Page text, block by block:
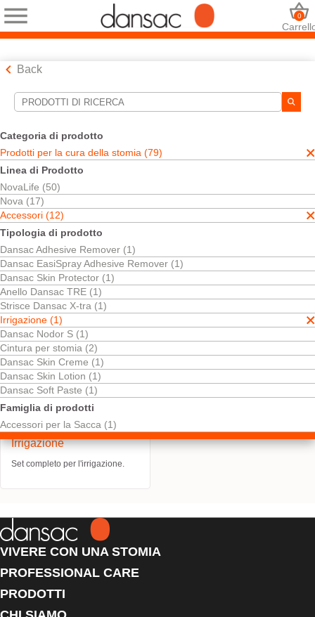
0
Back
Categoria di prodotto
Prodotti per la cura della stomia (79)
Linea di Prodotto
NovaLife (50)
Nova (17)
Accessori (12)
Tipologia di prodotto
Dansac Adhesive Remover (1)
Dansac EasiSpray Adhesive Remover (1)
Dansac Skin Protector (1)
Anello Dansac TRE (1)
Strisce Dansac X-tra (1)
Irrigazione (1)
Dansac Nodor S (1)
Cintura per stomia (2)
Dansac Skin Creme (1)
Dansac Skin Lotion (1)
Dansac Soft Paste (1)
Famiglia di prodotti
Accessori per la Sacca (1)
Strumenti di ricerca
Le tue selezioni:
Prodotti per la cura della stomia
Accessori
Irrigazione
La sua selezione abbinato1risultati
Ordina per:
Dansac Set per
Irrigazione
Set completo per l'irrigazione.
VIVERE CON UNA STOMIA
PROFESSIONAL CARE
PRODOTTI